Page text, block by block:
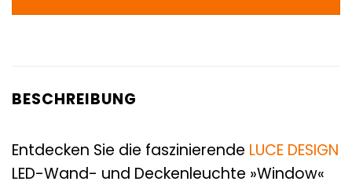
BESCHREIBUNG
Entdecken Sie die faszinierende LUCE DESIGN
LED-Wand- und Deckenleuchte »Window«